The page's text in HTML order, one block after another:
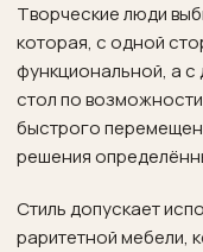
Творческие люди
которая, с одной
функциональной, а с
стол по
быстрого
решения
Стиль допускает
раритетной мебели,